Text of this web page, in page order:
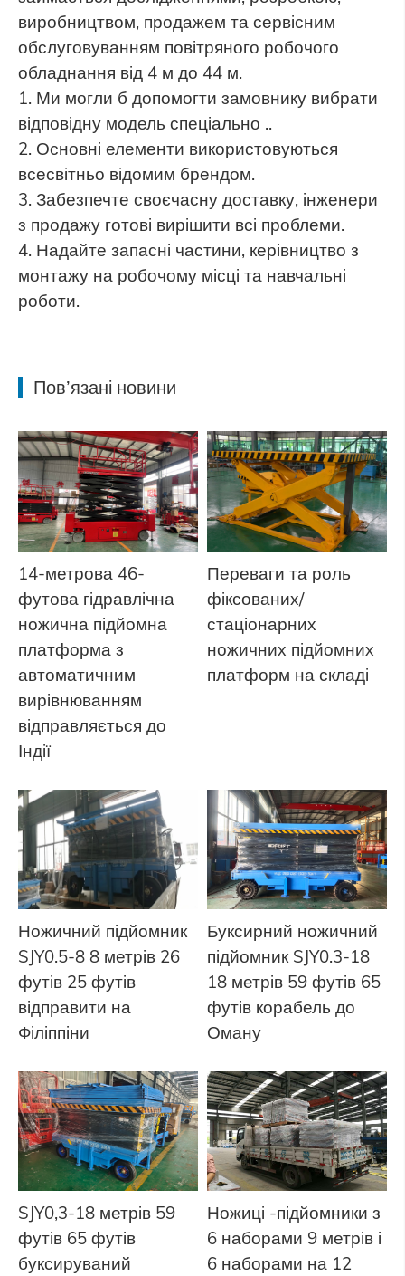
виробництвом, продажем та сервісним
обслуговуванням повітряного робочого
обладнання від 4 м до 44 м.
1. Ми могли б допомогти замовнику вибрати
відповідну модель спеціально ..
2. Основні елементи використовуються
всесвітньо відомим брендом.
3. Забезпечте своєчасну доставку, інженери
з продажу готові вирішити всі проблеми.
4. Надайте запасні частини, керівництво з
монтажу на робочому місці та навчальні
роботи.
Пов’язані новини
14-метрова 46-
футова гідравлічна
ножична підйомна
платформа з
автоматичним
вирівнюванням
відправляється до
Індії
Переваги та роль
фіксованих/
стаціонарних
ножичних підйомних
платформ на складі
Ножичний підйомник
SJY0.5-8 8 метрів 26
футів 25 футів
відправити на
Філіппіни
Буксирний ножичний
підйомник SJY0.3-18
18 метрів 59 футів 65
футів корабель до
Оману
SJY0,3-18 метрів 59
футів 65 футів
буксируваний
Ножиці -підйомники з
6 наборами 9 метрів і
6 наборами на 12